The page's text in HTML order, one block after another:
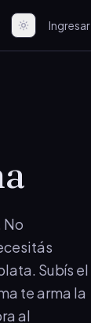
Ingresar
No
Subís el
te arma la
al